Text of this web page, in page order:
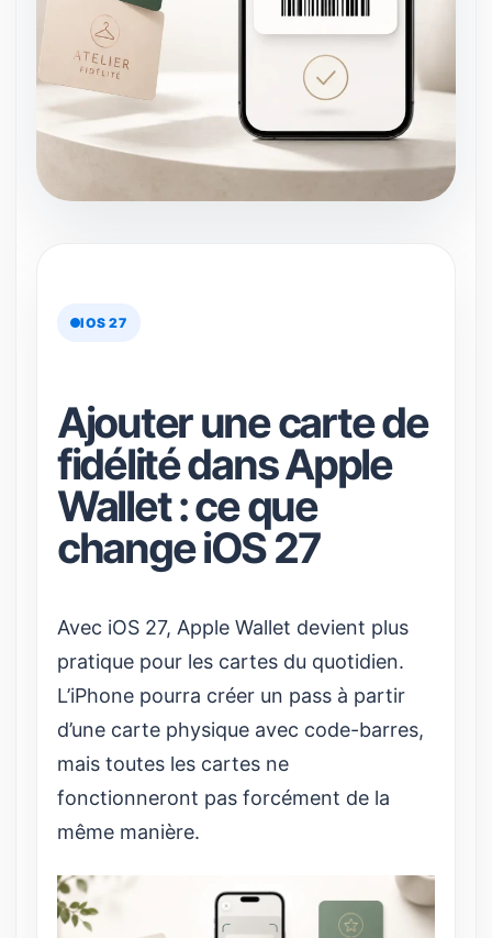
IOS 27
Ajouter une carte de
fidélité dans Apple
Wallet : ce que
change iOS 27
Avec iOS 27, Apple Wallet devient plus
pratique pour les cartes du quotidien.
L’iPhone pourra créer un pass à partir
d’une carte physique avec code-barres,
mais toutes les cartes ne
fonctionneront pas forcément de la
même manière.